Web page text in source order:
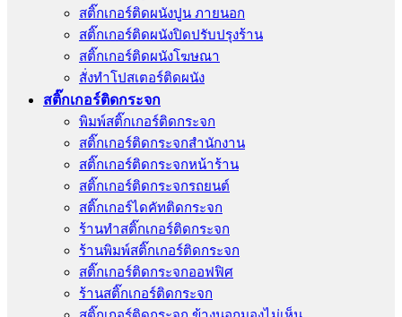
สติ๊กเกอร์ติดผนังปูน ภายนอก
สติ๊กเกอร์ติดผนังปิดปรับปรุงร้าน
สติ๊กเกอร์ติดผนังโฆษณา
สั่งทําโปสเตอร์ติดผนัง
สติ๊กเกอร์ติดกระจก
พิมพ์สติ๊กเกอร์ติดกระจก
สติ๊กเกอร์ติดกระจกสำนักงาน
สติ๊กเกอร์ติดกระจกหน้าร้าน
สติ๊กเกอร์ติดกระจกรถยนต์
สติ๊กเกอร์ไดคัทติดกระจก
ร้านทําสติ๊กเกอร์ติดกระจก
ร้านพิมพ์สติ๊กเกอร์ติดกระจก
สติ๊กเกอร์ติดกระจกออฟฟิศ
ร้านสติ๊กเกอร์ติดกระจก